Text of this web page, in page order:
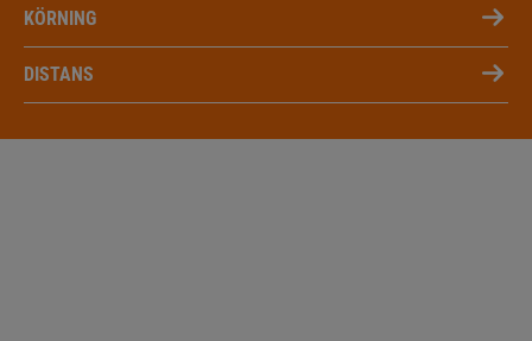
KÖRNING
DISTANS